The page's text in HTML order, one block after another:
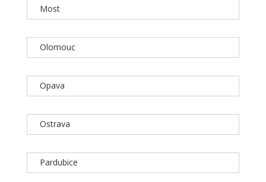
Most
Olomouc
Opava
Ostrava
Pardubice